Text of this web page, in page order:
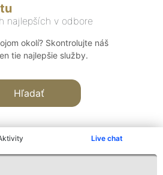
Live chat
najlepších v odbore
okolí? Skontrolujte náš
tie najlepšie služby.
Hľadať